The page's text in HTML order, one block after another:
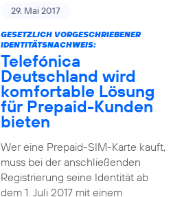
29. Mai 2017
GESETZLICH VORGESCHRIEBENER
IDENTITÄTSNACHWEIS:
Telefónica
Deutschland wird
komfortable Lösung
für Prepaid-Kunden
bieten
Wer eine Prepaid-SIM-Karte kauft,
muss bei der anschließenden
Registrierung seine Identität ab
dem 1. Juli 2017 mit einem